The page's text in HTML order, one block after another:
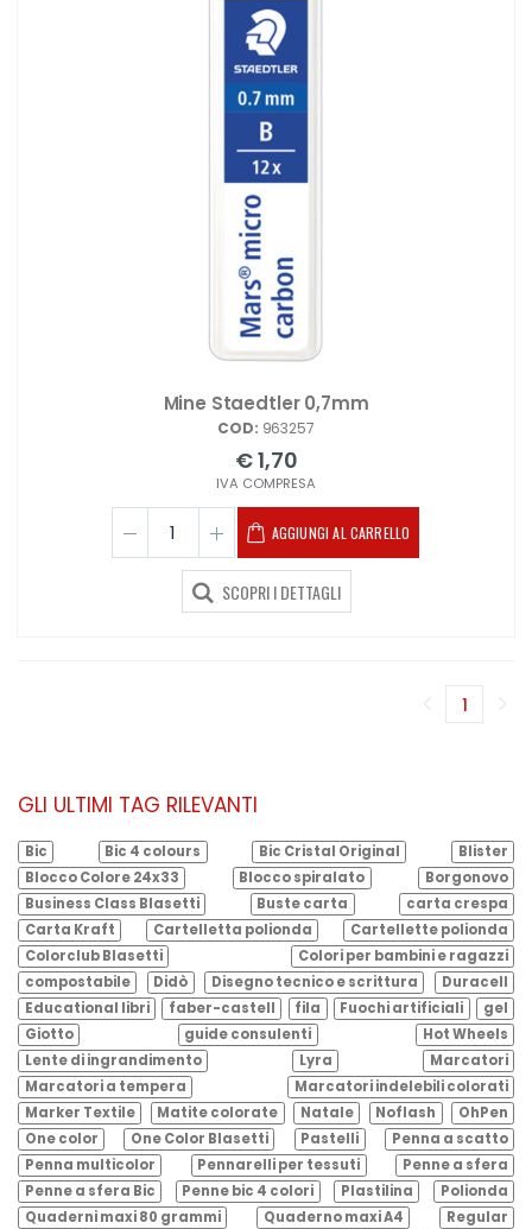
Mine Staedtler 0,7mm
COD: 963257
€ 1,70
IVA COMPRESA
AGGIUNGI AL CARRELLO
SCOPRI I DETTAGLI
1
GLI ULTIMI TAG RILEVANTI
Bic Bic 4 colours Bic Cristal Original
Blister
Blocco Colore 24x33
Blocco spiralato
Borgonovo
Business Class Blasetti
Buste carta
carta crespa
Carta Kraft
Cartelletta polionda
Cartellette polionda
Colorclub Blasetti
Colori per bambini e ragazzi
compostabile
Didò Disegno tecnico e scrittura
Duracell
Educational libri
faber-castell fila Fuochi artificiali
gel
Giotto
guide consulenti
Hot Wheels
Lente di ingrandimento
Lyra
Marcatori
Marcatori a tempera
Marcatori indelebili colorati
Marker Textile
Matite colorate Natale Noflash
OhPen
One color
One Color Blasetti Pastelli
Penna a scatto
Penna multicolor
Pennarelli per tessuti
Penne a sfera
Penne a sfera Bic
Penne bic 4 colori Plastilina
Polionda
Quaderni maxi 80 grammi
Quaderno maxi A4
Regular